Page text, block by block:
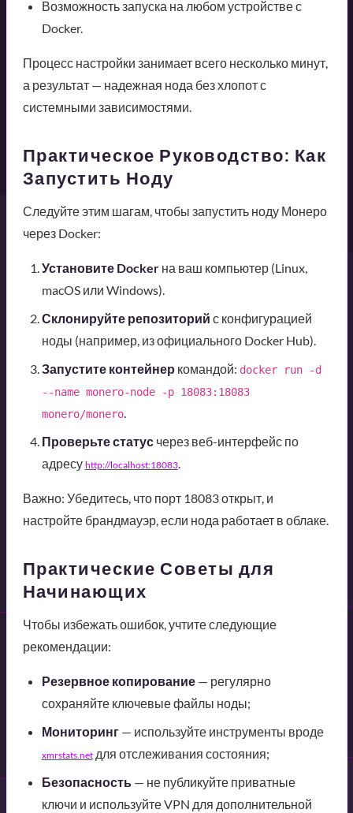
Возможность запуска на любом устройстве с
Docker.
Процесс настройки занимает всего несколько минут,
а результат — надежная нода без хлопот с
системными зависимостями.
Практическое Руководство: Как
Запустить Ноду
Следуйте этим шагам, чтобы запустить ноду Монеро
через Docker:
Установите Dockerна ваш компьютер (Linux,
macOS или Windows).
Склонируйте репозиторий с конфигурацией
ноды (например, из официального Docker Hub).
Запустите контейнер командой: docker run -d
--name monero-node -p 18083:18083
monero/monero.
Проверьте статусчерез веб-интерфейс по
адресу http://localhost:18083.
Важно: Убедитесь, что порт 18083 открыт, и
настройте брандмауэр, если нода работает в облаке.
Практические Советы для
Начинающих
Чтобы избежать ошибок, учтите следующие
рекомендации:
Резервное копирование— регулярно
сохраняйте ключевые файлы ноды;
Мониторинг— используйте инструменты вроде
xmrstats.netдля отслеживания состояния;
Безопасность— не публикуйте приватные
ключи и используйте VPN для дополнительной